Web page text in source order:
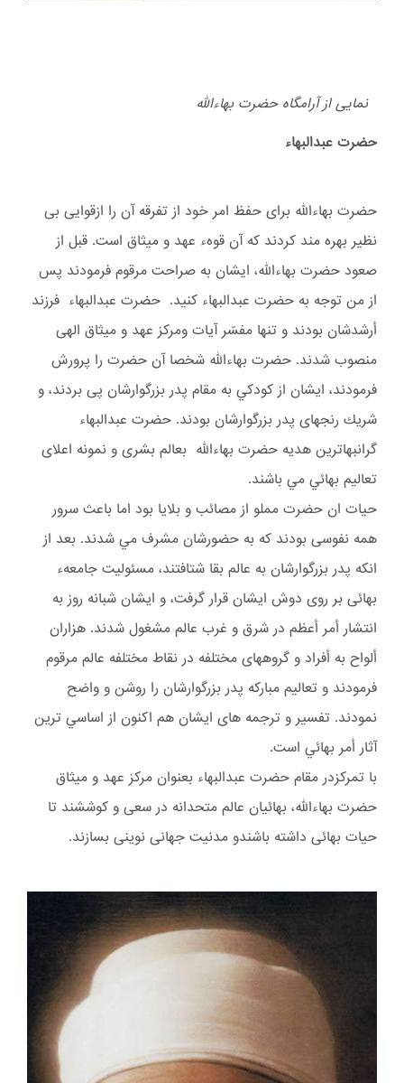
نمایی از آرامگاه حضرت بهاءالله
حضرت عبدالبهاء
حضرت بهاءالله برای حفظ امر خود از تفرقه آن را ازقوایی بی
نظیر بهره مند کردند که آن قوهء عهد و ميثاق است. قبل از
صعود حضرت بهاءالله، ایشان به صراحت مرقوم فرمودند پس
از من توجه به حضرت عبدالبهاء كنيد. حضرت عبدالبهاء فرزند
أرشدشان بودند و تنها مفسّر آيات ومركز عهد و ميثاق الهى
منصوب شدند. حضرت بهاءالله شخصا آن حضرت را پرورش
فرمودند، ايشان از كودكي به مقام پدر بزرگوارشان پى بردند، و
شريك رنجهاى پدر بزرگوارشان بودند. حضرت عبدالبهاء
گرانبهاترين هديه حضرت بهاءالله بعالم بشرى و نمونه اعلاى
تعاليم بهائي مي باشند.
حيات ان حضرت مملو از مصائب و بلايا بود اما باعث سرور
همه نفوسى بودند كه به حضورشان مشرف مي شدند. بعد از
انكه پدر بزرگوارشان به عالم بقا شتافتند، مسئوليت جامعهء
بهائى بر روى دوش ايشان قرار گرفت، و ايشان شبانه روز به
انتشار أمر أعظم در شرق و غرب عالم مشغول شدند. هزاران
ألواح به أفراد و گروههاى مختلفه در نقاط مختلفه عالم مرقوم
فرمودند و تعاليم مباركه پدر بزرگوارشان را روشن و واضح
نمودند. تفسير و ترجمه هاى ايشان هم اكنون از اساسي ترين
آثار أمر بهائي است.
با تمرکزدر مقام حضرت عبدالبهاء بعنوان مركز عهد و ميثاق
حضرت بهاءالله، بهائيان عالم متحدانه در سعى و كوششند تا
حيات بهائى داشته باشندو مدنيت جهانى نوينى بسازند.